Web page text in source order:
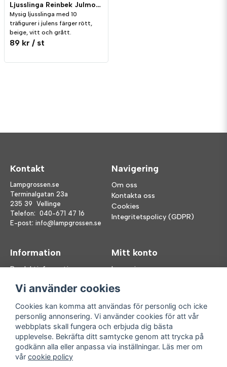
Ljusslinga Reinbek Julmotiv
Mysig ljusslinga med 10
träfigurer i julens färger rött,
beige, vitt och grått.
89 kr / st
Kontakt
Lampgrossen.se
Terminalgatan 23a
235 39 Vellinge
Telefon: 040-671 47 16
E-post: info@lampgrossen.se
Navigering
Om oss
Kontakta oss
Cookies
Integritetspolicy (GDPR)
Information
Produktinformation
FAQ
Mitt konto
Logga in
Glömt lösenord?
Följ oss
Facebook
Instagram
Handla enkelt
Vi använder cookies
Cookies kan komma att användas för personlig och icke
personlig annonsering. Vi använder cookies för att vår
webbplats skall fungera och erbjuda dig bästa
upplevelse. Bekräfta ditt samtycke genom att trycka på
godkänn alla eller anpassa via inställningar. Läs mer om
vår cookie policy